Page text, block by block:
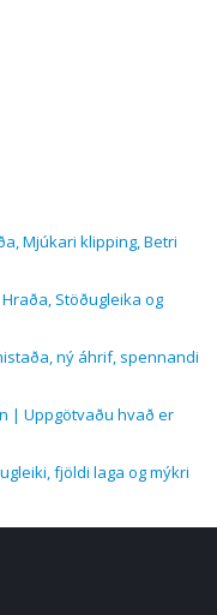
Mjúkari klipping, Betri
Stöðugleika og
ný áhrif, spennandi
| Uppgötvaðu hvað er
fjöldi laga og mýkri